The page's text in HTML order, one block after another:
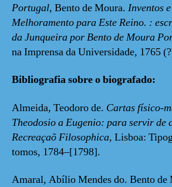
Portugal, Bento de Moura. Inventos
Melhoramento para Este Reino. :
da Junqueira por Bento deMoura
na Imprensa da Universidade, 1765
Bibliografia sobre o biografado:
Almeida, Teodoro de. Cartas físico-
Theodosio a Eugenio: para servir de
Recreaçaõ Filosophica, Lisboa:
tomos, 1784–[1798].
Amaral, Abílio Mendes do. Bento de